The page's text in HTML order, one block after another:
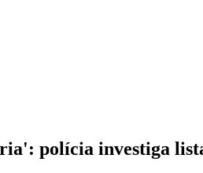
polícia investiga